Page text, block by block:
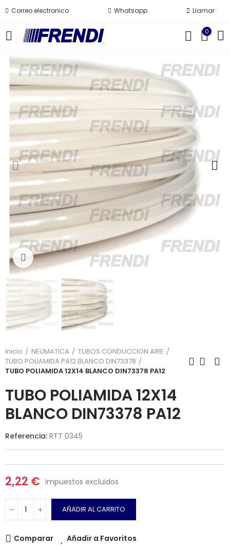
Correo electronico Whatsapp Llamar
0
Click para agrandar
Inicio NEUMATICA
TUBOS CONDUCCION AIRE
TUBO POLIAMIDA PA12 BLANCO DIN73378
TUBO POLIAMIDA 12X14 BLANCO DIN73378 PA12
TUBO POLIAMIDA 12X14
BLANCO DIN73378 PA12
Referencia: RTT 0345
2,22 € Impuestos excluidos
AÑADIR AL CARRITO
Comparar Añadir a Favoritos